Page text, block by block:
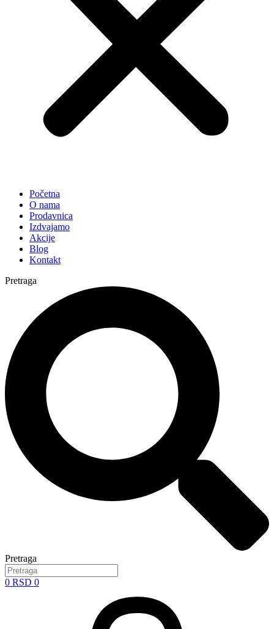
Početna
O nama
Prodavnica
Izdvajamo
Akcije
Blog
Kontakt
Pretraga
Pretraga
0 RSD 0